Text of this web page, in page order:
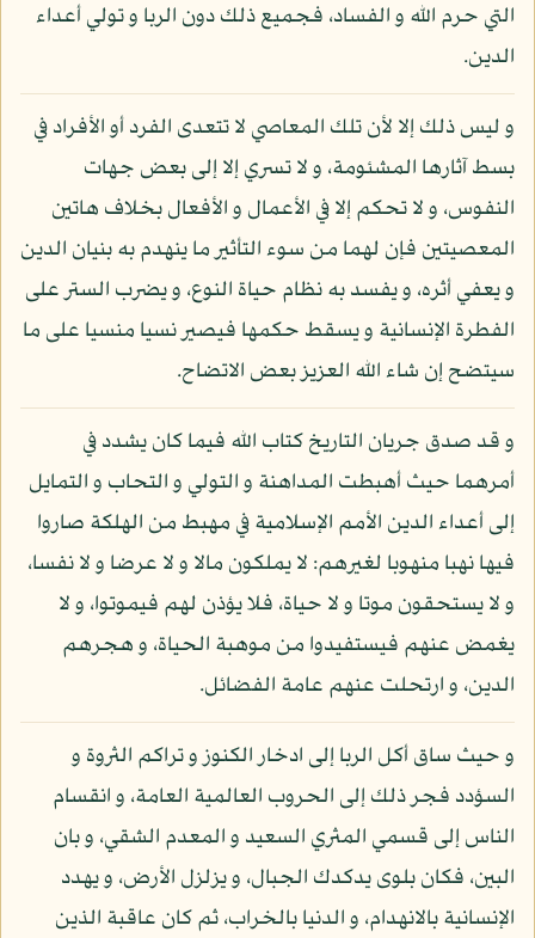
التي حرم الله و الفساد، فجميع ذلك دون الربا و تولي أعداء
الدين.
و ليس ذلك إلا لأن تلك المعاصي لا تتعدى الفرد أو الأفراد في
بسط آثارها المشئومة، و لا تسري إلا إلى بعض جهات
النفوس، و لا تحكم إلا في الأعمال و الأفعال بخلاف هاتين
المعصيتين فإن لهما من سوء التأثير ما ينهدم به بنيان الدين
و يعفي أثره، و يفسد به نظام حياة النوع، و يضرب الستر على
الفطرة الإنسانية و يسقط حكمها فيصير نسيا منسيا على ما
سيتضح إن شاء الله العزيز بعض الاتضاح.
و قد صدق جريان التاريخ كتاب الله فيما كان يشدد في
أمرهما حيث أهبطت المداهنة و التولي و التحاب و التمايل
إلى أعداء الدين الأمم الإسلامية في مهبط من الهلكة صاروا
فيها نهبا منهوبا لغيرهم: لا يملكون مالا و لا عرضا و لا نفسا،
و لا يستحقون موتا و لا حياة، فلا يؤذن لهم فيموتوا، و لا
يغمض عنهم فيستفيدوا من موهبة الحياة، و هجرهم
الدين، و ارتحلت عنهم عامة الفضائل.
و حيث ساق أكل الربا إلى ادخار الكنوز و تراكم الثروة و
السؤدد فجر ذلك إلى الحروب العالمية العامة، و انقسام
الناس إلى قسمي المثري السعيد و المعدم الشقي، و بان
البين، فكان بلوى يدكدك الجبال، و يزلزل الأرض، و يهدد
الإنسانية بالانهدام، و الدنيا بالخراب، ثم كان عاقبة الذين